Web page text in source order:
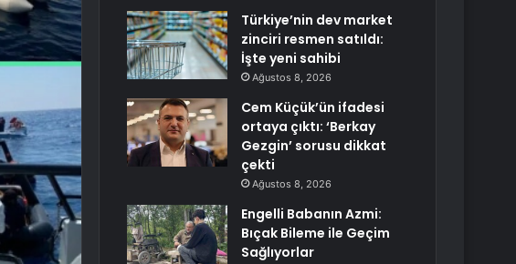
Türkiye’nin dev market
zinciri resmen satıldı:
İşte yeni sahibi
Ağustos 8, 2026
Cem Küçük’ün ifadesi
ortaya çıktı: ‘Berkay
Gezgin’ sorusu dikkat
çekti
Ağustos 8, 2026
Engelli Babanın Azmi:
Bıçak Bileme ile Geçim
Sağlıyorlar